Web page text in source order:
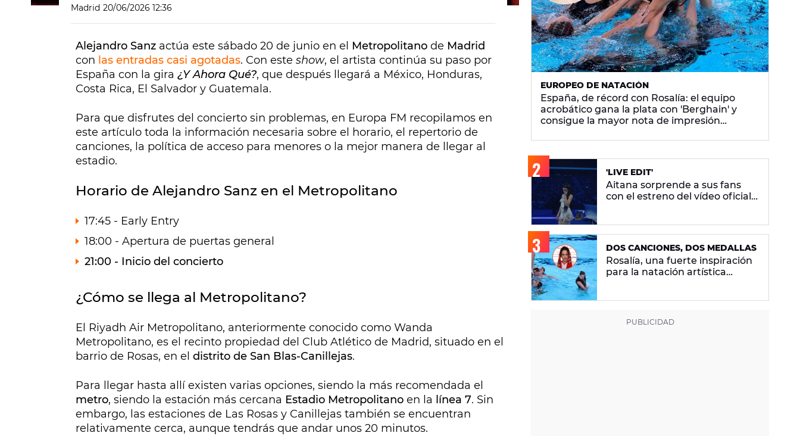
Madrid 20/06/2026 12:36
Alejandro Sanz actúa este sábado 20 de junio en el Metropolitano de Madrid
con las entradas casi agotadas. Con este show, el artista continúa su paso por
España con la gira ¿Y Ahora Qué?, que después llegará a México, Honduras,
Costa Rica, El Salvador y Guatemala.
Para que disfrutes del concierto sin problemas, en Europa FM recopilamos en
este artículo toda la información necesaria sobre el horario, el repertorio de
canciones, la política de acceso para menores o la mejor manera de llegar al
estadio.
Horario de Alejandro Sanz en el Metropolitano
17:45 - Early Entry
18:00 - Apertura de puertas general
21:00 - Inicio del concierto
¿Cómo se llega al Metropolitano?
El Riyadh Air Metropolitano, anteriormente conocido como Wanda
Metropolitano, es el recinto propiedad del Club Atlético de Madrid, situado en el
barrio de Rosas, en el distrito de San Blas-Canillejas.
Para llegar hasta allí existen varias opciones, siendo la más recomendada el
metro, siendo la estación más cercana Estadio Metropolitano en la línea 7. Sin
embargo, las estaciones de Las Rosas y Canillejas también se encuentran
relativamente cerca, aunque tendrás que andar unos 20 minutos.
EUROPEO DE NATACIÓN
España, de récord con Rosalía: el equipo
acrobático gana la plata con 'Berghain' y
consigue la mayor nota de impresión
'LIVE EDIT'
Aitana sorprende a sus fans
con el estreno del vídeo oficial
DOS CANCIONES, DOS MEDALLAS
Rosalía, una fuerte inspiración
para la natación artística